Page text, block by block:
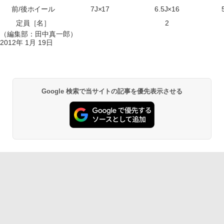
前/後ホイール 7J×17 6.5J×16
定員［名］
2
（編集部：田中真一郎）
2012年 1月 19日
Google 検索で当サイトの記事を優先表示させる